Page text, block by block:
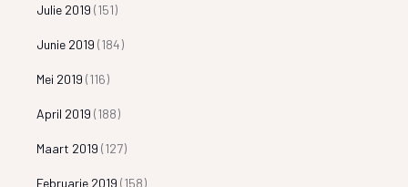
Julie 2019 (151)
Junie 2019 (184)
Mei 2019 (116)
April 2019 (188)
Maart 2019 (127)
Februarie 2019 (158)